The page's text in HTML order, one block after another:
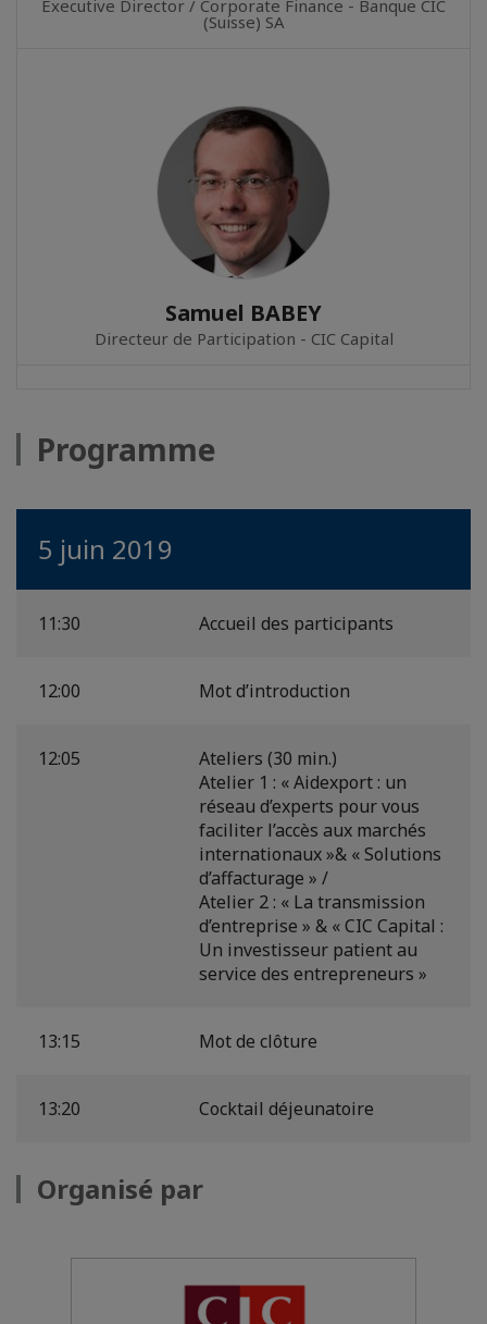
Executive Director / Corporate Finance - Banque CIC
(Suisse) SA
Samuel BABEY
Directeur de Participation - CIC Capital
Programme
5 juin 2019
11:30 Accueil des participants
12:00 Mot d’introduction
12:05
Ateliers (30 min.)
Atelier 1 : « Aidexport : un
réseau d’experts pour vous
faciliter l’accès aux marchés
internationaux »& « Solutions
d’affacturage » /
Atelier 2 : « La transmission
d’entreprise » & « CIC Capital :
Un investisseur patient au
service des entrepreneurs »
13:15 Mot de clôture
13:20 Cocktail déjeunatoire
Organisé par